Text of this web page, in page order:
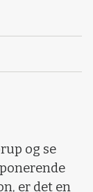
og se
er det en